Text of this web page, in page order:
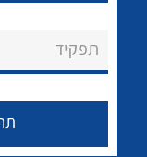
לכל מוצרי היצרן
תפקיד